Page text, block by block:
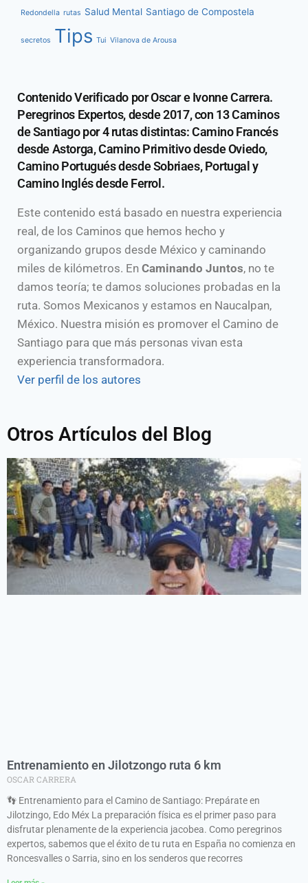
Redondella rutas Salud Mental Santiago de Compostela
secretos Tips Tui Vilanova de Arousa
Contenido Verificado por Oscar e Ivonne Carrera.
Peregrinos Expertos, desde 2017, con 13 Caminos
de Santiago por 4 rutas distintas: Camino Francés
desde Astorga, Camino Primitivo desde Oviedo,
Camino Portugués desde Sobriaes, Portugal y
Camino Inglés desde Ferrol.
Este contenido está basado en nuestra experiencia
real, de los Caminos que hemos hecho y
organizando grupos desde México y caminando
miles de kilómetros. En Caminando Juntos, no te
damos teoría; te damos soluciones probadas en la
ruta. Somos Mexicanos y estamos en Naucalpan,
México. Nuestra misión es promover el Camino de
Santiago para que más personas vivan esta
experiencia transformadora.
Ver perfil de los autores
Otros Artículos del Blog
Entrenamiento en Jilotzongo ruta 6 km
OSCAR CARRERA
👣 Entrenamiento para el Camino de Santiago: Prepárate en
Jilotzingo, Edo Méx La preparación física es el primer paso para
disfrutar plenamente de la experiencia jacobea. Como peregrinos
expertos, sabemos que el éxito de tu ruta en España no comienza en
Roncesvalles o Sarria, sino en los senderos que recorres